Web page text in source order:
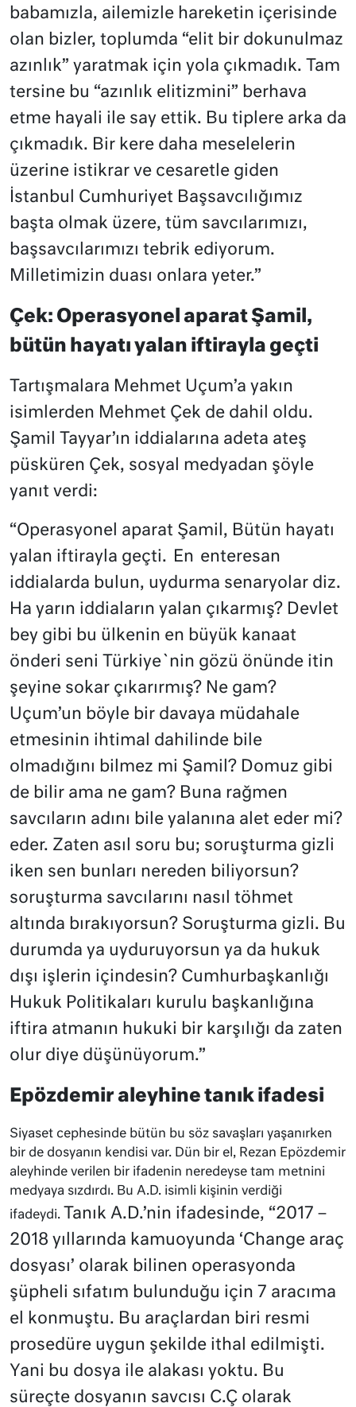
babamızla, ailemizle hareketin içerisinde
olan bizler, toplumda “elit bir dokunulmaz
azınlık” yaratmak için yola çıkmadık. Tam
tersine bu “azınlık elitizmini” berhava
etme hayali ile say ettik. Bu tiplere arka da
çıkmadık. Bir kere daha meselelerin
üzerine istikrar ve cesaretle giden
İstanbul Cumhuriyet Başsavcılığımız
başta olmak üzere, tüm savcılarımızı,
başsavcılarımızı tebrik ediyorum.
Milletimizin duası onlara yeter.”
Çek: Operasyonel aparat Şamil,
bütün hayatı yalan iftirayla geçti
Tartışmalara Mehmet Uçum’a yakın
isimlerden Mehmet Çek de dahil oldu.
Şamil Tayyar’ın iddialarına adeta ateş
püsküren Çek, sosyal medyadan şöyle
yanıt verdi:
“Operasyonel aparat Şamil, Bütün hayatı
yalan iftirayla geçti. ⁠ En ⁠ enteresan
iddialarda bulun, uydurma senaryolar diz.
Ha yarın iddiaların yalan çıkarmış? Devlet
bey gibi bu ülkenin en büyük kanaat
önderi seni Türkiye`nin gözü önünde itin
şeyine sokar çıkarırmış? Ne gam?
Uçum’un böyle bir davaya müdahale
etmesinin ihtimal dahilinde bile
olmadığını bilmez mi Şamil? Domuz gibi
de bilir ama ne gam? Buna rağmen
savcıların adını bile yalanına alet eder mi?
eder. Zaten asıl soru bu; soruşturma gizli
iken sen bunları nereden biliyorsun?
soruşturma savcılarını nasıl töhmet
altında bırakıyorsun? Soruşturma gizli. Bu
durumda ya uyduruyorsun ya da hukuk
dışı işlerin içindesin? Cumhurbaşkanlığı
Hukuk Politikaları kurulu başkanlığına
iftira atmanın hukuki bir karşılığı da zaten
olur diye düşünüyorum.”
Epözdemir aleyhine tanık ifadesi
Siyaset cephesinde bütün bu söz savaşları yaşanırken
bir de dosyanın kendisi var. Dün bir el, Rezan Epözdemir
aleyhinde verilen bir ifadenin neredeyse tam metnini
medyaya sızdırdı. Bu A.D. isimli kişinin verdiği
ifadeydi.
Tanık A.D.’nin ifadesinde, “2017 –
2018 yıllarında kamuoyunda ‘Change araç
dosyası’ olarak bilinen operasyonda
şüpheli sıfatım bulunduğu için 7 aracıma
el konmuştu. Bu araçlardan biri resmi
prosedüre uygun şekilde ithal edilmişti.
Yani bu dosya ile alakası yoktu. Bu
süreçte dosyanın savcısı C.Ç olarak